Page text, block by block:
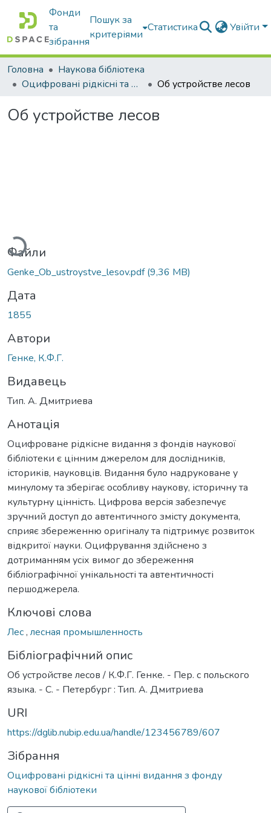
Фонди
та
зібрання
Пошук за
критеріями
Статистика Увійти
Головна
Наукова бібліотека
Оцифровані рідкісні та цінні видання з фонду наукової бібліотеки
Об устройстве лесов
Об устройстве лесов
Файли
Genke_Ob_ustroystve_lesov.pdf(9,36 MB)
Дата
1855
Автори
Генке, К.Ф.Г.
Видавець
Тип. А. Дмитриева
Анотація
Оцифроване рідкісне видання з фондів наукової
бібліотеки є цінним джерелом для дослідників,
істориків, науковців. Видання було надруковане у
минулому та зберігає особливу наукову, історичну та
культурну цінність. Цифрова версія забезпечує
зручний доступ до автентичного змісту документа,
сприяє збереженню оригіналу та підтримує розвиток
відкритої науки. Оцифрування здійснено з
дотриманням усіх вимог до збереження
бібліографічної унікальності та автентичності
першоджерела.
Ключові слова
Лес, лесная промышленность
Бібліографічний опис
Об устройстве лесов / К.Ф.Г. Генке. - Пер. с польского
языка. - С. - Петербург : Тип. А. Дмитриева
URI
https://dglib.nubip.edu.ua/handle/123456789/607
Зібрання
Оцифровані рідкісні та цінні видання з фонду
наукової бібліотеки